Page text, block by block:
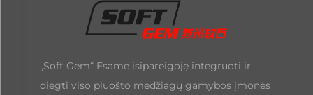
„Soft Gem“ Esame įsipareigoję integruoti ir
diegti viso pluošto medžiagų gamybos įmonės